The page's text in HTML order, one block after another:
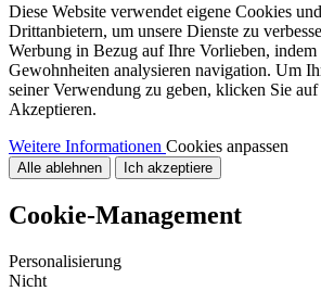
Diese Website verwendet eigene Cookies
Drittanbietern, um unsere Dienste zu
Werbung in Bezug auf Ihre Vorlieben, indem
Gewohnheiten analysieren navigation. Um
seiner Verwendung zu geben, klicken Sie
Akzeptieren.
Weitere Informationen Cookies anpassen
Alle ablehnen Ich akzeptiere
Cookie-Management
Personalisierung
Nicht